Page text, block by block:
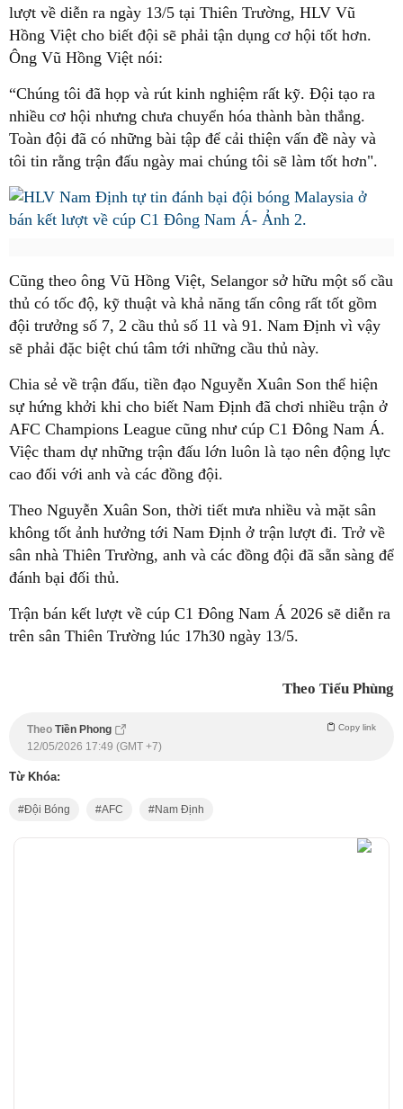
lượt về diễn ra ngày 13/5 tại Thiên Trường, HLV Vũ
Hồng Việt cho biết đội sẽ phải tận dụng cơ hội tốt hơn.
Ông Vũ Hồng Việt nói:
“Chúng tôi đã họp và rút kinh nghiệm rất kỹ. Đội tạo ra
nhiều cơ hội nhưng chưa chuyển hóa thành bàn thắng.
Toàn đội đã có những bài tập để cải thiện vấn đề này và
tôi tin rằng trận đấu ngày mai chúng tôi sẽ làm tốt hơn".
Cũng theo ông Vũ Hồng Việt, Selangor sở hữu một số cầu
thủ có tốc độ, kỹ thuật và khả năng tấn công rất tốt gồm
đội trưởng số 7, 2 cầu thủ số 11 và 91. Nam Định vì vậy
sẽ phải đặc biệt chú tâm tới những cầu thủ này.
Chia sẻ về trận đấu, tiền đạo Nguyễn Xuân Son thể hiện
sự hứng khởi khi cho biết Nam Định đã chơi nhiều trận ở
AFC Champions League cũng như cúp C1 Đông Nam Á.
Việc tham dự những trận đấu lớn luôn là tạo nên động lực
cao đối với anh và các đồng đội.
Theo Nguyễn Xuân Son, thời tiết mưa nhiều và mặt sân
không tốt ảnh hưởng tới Nam Định ở trận lượt đi. Trở về
sân nhà Thiên Trường, anh và các đồng đội đã sẵn sàng để
đánh bại đối thủ.
Trận bán kết lượt về cúp C1 Đông Nam Á 2026 sẽ diễn ra
trên sân Thiên Trường lúc 17h30 ngày 13/5.
Theo Tiểu Phùng
Theo Tiền Phong Copy link
12/05/2026 17:49 (GMT +7)
Từ Khóa:
Đội Bóng AFC Nam Định